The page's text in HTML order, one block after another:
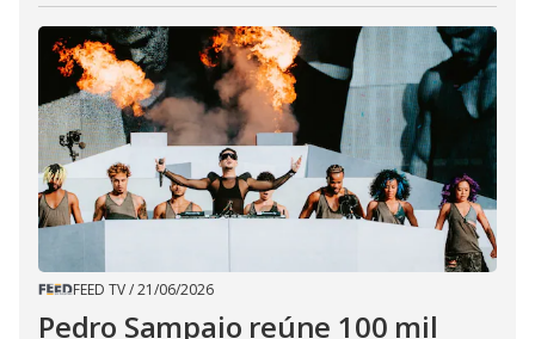
FEED TV/21/06/2026
Pedro Sampaio reúne 100 mil